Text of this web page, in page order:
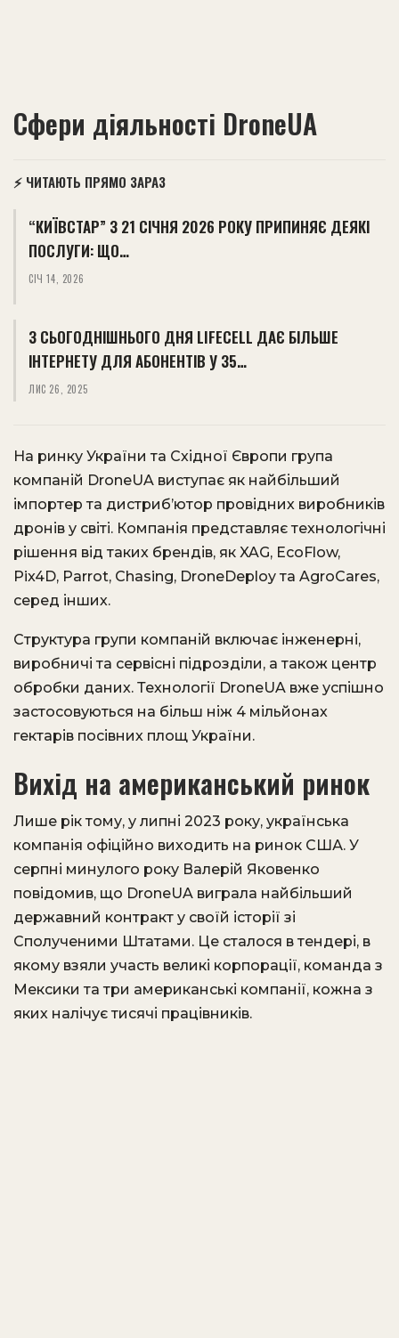
Сфери діяльності DroneUA
⚡ ЧИТАЮТЬ ПРЯМО ЗАРАЗ
“КИЇВСТАР” З 21 СІЧНЯ 2026 РОКУ ПРИПИНЯЄ ДЕЯКІ
ПОСЛУГИ: ЩО…
СІЧ 14, 2026
З СЬОГОДНІШНЬОГО ДНЯ LIFECELL ДАЄ БІЛЬШЕ
ІНТЕРНЕТУ ДЛЯ АБОНЕНТІВ У 35…
ЛИС 26, 2025
На ринку України та Східної Європи група
компаній DroneUA виступає як найбільший
імпортер та дистриб’ютор провідних виробників
дронів у світі. Компанія представляє технологічні
рішення від таких брендів, як XAG, EcoFlow,
Pix4D, Parrot, Chasing, DroneDeploy та AgroCares,
серед інших.
Структура групи компаній включає інженерні,
виробничі та сервісні підрозділи, а також центр
обробки даних. Технології DroneUA вже успішно
застосовуються на більш ніж 4 мільйонах
гектарів посівних площ України.
Вихід на американський ринок
Лише рік тому, у липні 2023 року, українська
компанія офіційно виходить на ринок США. У
серпні минулого року Валерій Яковенко
повідомив, що DroneUA виграла найбільший
державний контракт у своїй історії зі
Сполученими Штатами. Це сталося в тендері, в
якому взяли участь великі корпорації, команда з
Мексики та три американські компанії, кожна з
яких налічує тисячі працівників.